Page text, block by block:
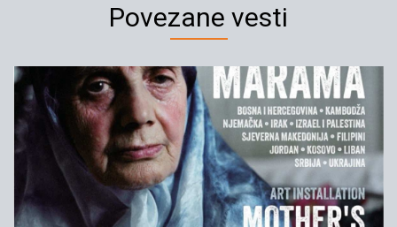
Održan javni čas “Nove prakse
sećanja na genocid u Srebrenici”
23.01.2023 YIHR
Povezane vesti